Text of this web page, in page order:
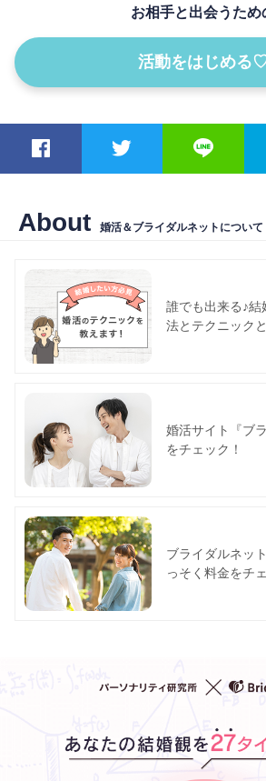
お相手と出会うため
活動をはじめる
About 婚活＆ブライダルネットについて
誰でも出来る♪
法とテクニック
婚活サイト『ブ
をチェック！
ブライダルネッ
っそく料金をチ